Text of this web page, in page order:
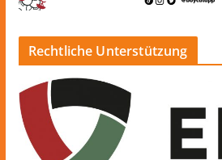
Rechtliche Unterstützung